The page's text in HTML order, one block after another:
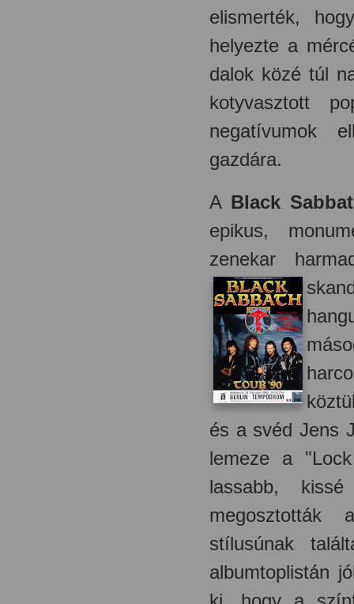
elismerték,
helyezte a
dalok közé túl
kotyvasztott
negatívumok
gazdára.
A Black
epikus,
zenekar
és a svéd Jens
lemeze a
lassabb,
megosztották
stílusúnak
albumtoplistán